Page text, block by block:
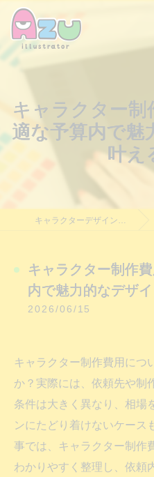
キャラクター制
適な予算内で魅
叶え
キャラクター制作
内で魅力的なデザ
2026/06/15
キャラクター制作費用につ
か？実際には、依頼先や制
条件は大きく異なり、相場
ンにたどり着けないケース
事では、キャラクター制作
わかりやすく整理し、依頼